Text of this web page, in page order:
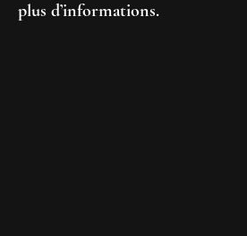
plus d’informations.